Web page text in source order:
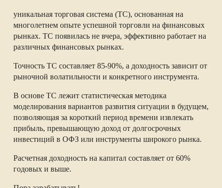
уникальная торговая система (ТС), основанная на
многолетнем опыте успешной торговли на финансовых
рынках. ТС появилась не вчера, эффективно работает на
различных финансовых рынках.
Точность ТС составляет 85-90%, а доходность зависит от
рыночной волатильности и конкретного инструмента.
В основе ТС лежит статистическая методика
моделирования вариантов развития ситуации в будущем,
позволяющая за короткий период времени извлекать
прибыль, превышающую доход от долгосрочных
инвестиций в ОФЗ или инструменты широкого рынка.
Расчетная доходность на капитал составляет от 60%
годовых и выше.